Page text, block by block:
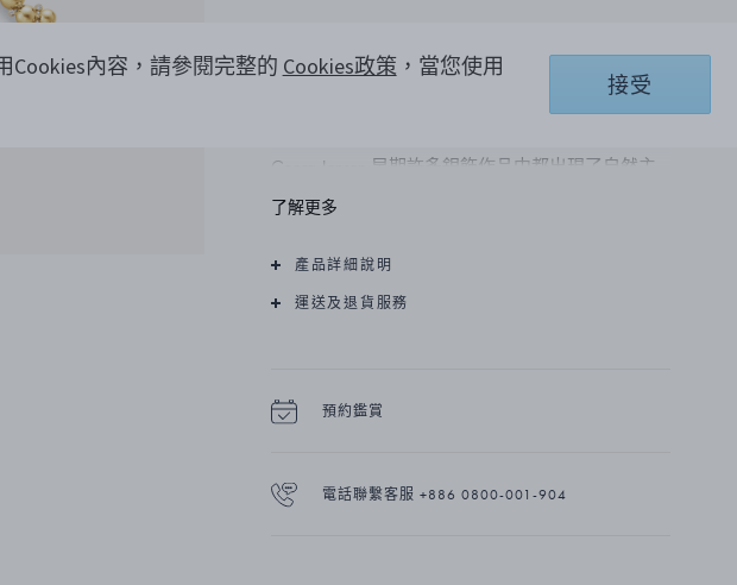
為一串葡萄，在鑽石光芒的閃耀下熠熠生輝。 珠子
沿著鍊條自由流動，為這款優雅精緻的項鍊帶來動
Georg Jensen 早期許多銀飾作品中都出現了自然主
義的葡萄圖案。 對於 Moonlight Grapes 系列，此細
節已發展為真正永恆的有機自由流動設計。
這款項鍊由 18K 黃金與一顆 0.12 克拉鑽石精心製
作而成。 懸掛在一條 44 公分的金豌豆鏈上，可以
了解更多
產品詳細說明
運送及退貨服務
預約鑑賞
電話聯繫客服 +886 0800-001-904
Cookies內容，請參閱完整的 Cookies政策，當您使用
接受